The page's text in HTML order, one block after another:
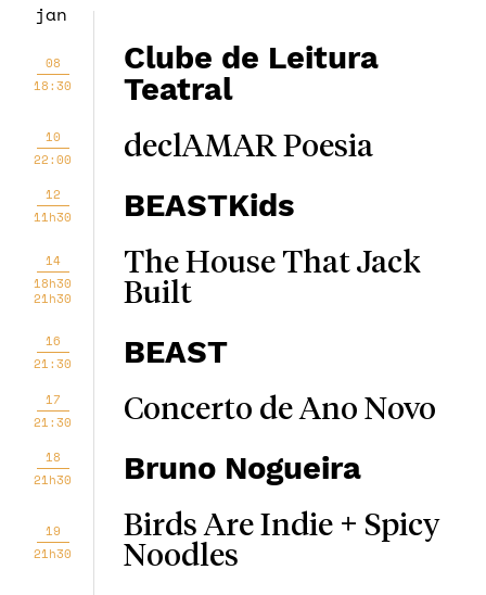
jan
08
18:30
Clube de Leitura
Teatral
10
22:00
declAMAR Poesia
12
11h30
BEASTKids
14
18h30
21h30
The House That Jack
Built
16
21:30
BEAST
17
21:30
Concerto de Ano Novo
18
21h30
Bruno Nogueira
19
21h30
Birds Are Indie + Spicy
Noodles